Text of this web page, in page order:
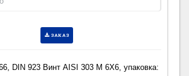
ЗАКАЗ
DIN 923 Винт AISI 303 M 6X6, упаковка: